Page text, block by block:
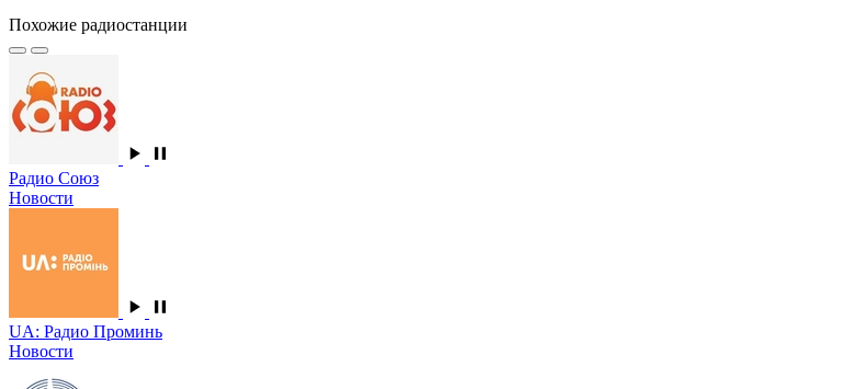
Похожие радиостанции
Радио Союз
Новости
UA: Радио Проминь
Новости